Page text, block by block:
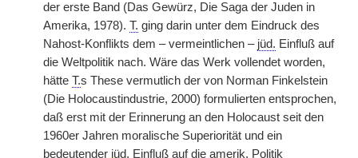
der erste Band (Das Gewürz, Die Saga der Juden in
Amerika, 1978). T. ging darin unter dem Eindruck des
Nahost-Konflikts dem – vermeintlichen – jüd. Einfluß auf
die Weltpolitik nach. Wäre das Werk vollendet worden,
hätte T.s These vermutlich der von Norman Finkelstein
(Die Holocaustindustrie, 2000) formulierten entsprochen,
daß erst mit der Erinnerung an den Holocaust seit den
1960er Jahren moralische Superiorität und ein
bedeutender jüd. Einfluß auf die amerik. Politik